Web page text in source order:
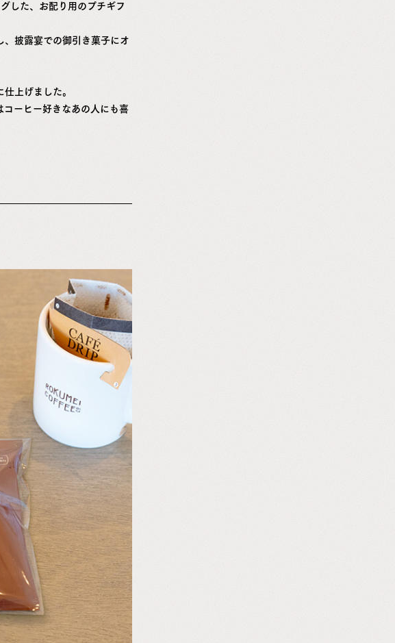
した、お配り用のプチギフ
、披露宴での御引き菓子にオ
上げました。
コーヒー好きなあの人にも喜